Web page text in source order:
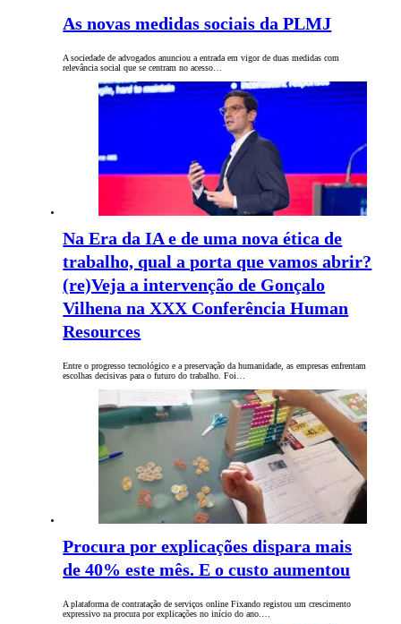
As novas medidas sociais da PLMJ
A sociedade de advogados anunciou a entrada em vigor de duas medidas com
relevância social que se centram no acesso…
Na Era da IA e de uma nova ética de
trabalho, qual a porta que vamos abrir?
(re)Veja a intervenção de Gonçalo
Vilhena na XXX Conferência Human
Resources
Entre o progresso tecnológico e a preservação da humanidade, as empresas enfrentam
escolhas decisivas para o futuro do trabalho. Foi…
Procura por explicações dispara mais
de 40% este mês. E o custo aumentou
A plataforma de contratação de serviços online Fixando registou um crescimento
expressivo na procura por explicações no início do ano.…